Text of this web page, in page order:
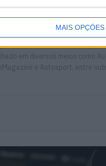
MAIS OPÇÕES
motos desde muito cedo,
em diversos meios como
e Autosport, entre